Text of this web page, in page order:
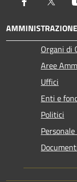
AMMINISTRAZIONE
Organi di
Aree
Uffici
Enti e
Politici